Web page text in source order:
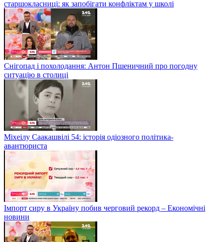
старшокласниці: як запобігати конфліктам у школі
Снігопад і похолодання: Антон Пшеничний про погодну
ситуацію в столиці
Міхеілу Саакашвілі 54: історія одіозного політика-
авантюриста
Імпорт сиру в Україну побив черговий рекорд – Економічні
новини